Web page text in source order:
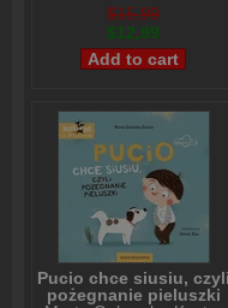
$15,99
$12,99
Pucio chce siusiu, czyli
pożegnanie pieluszki